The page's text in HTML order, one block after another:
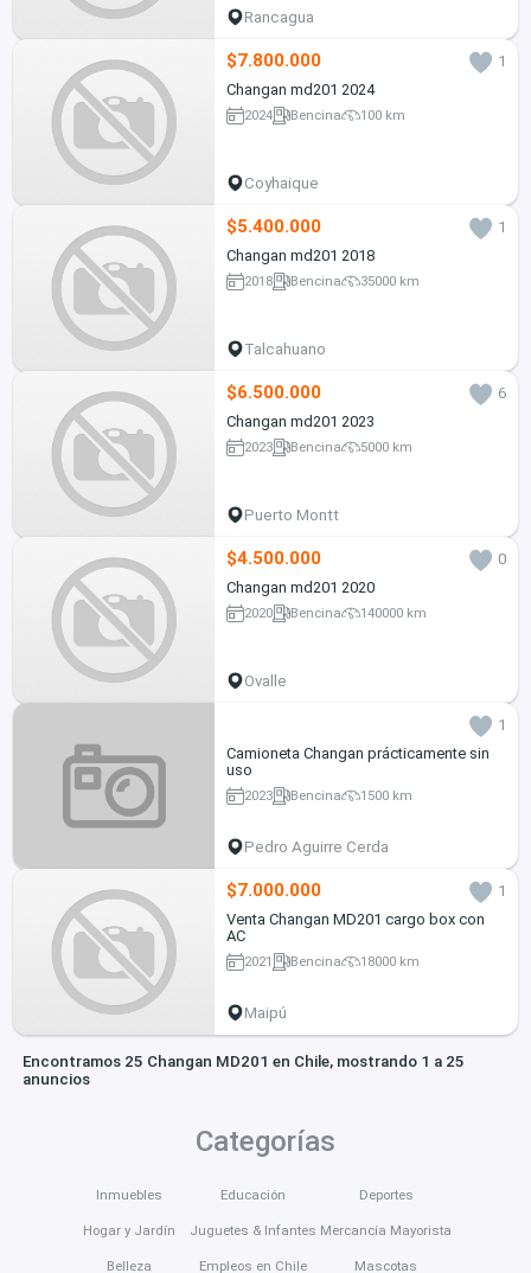
Rancagua
$7.800.000
1
Changan md201 2024
2024 Bencina 100 km
Coyhaique
$5.400.000
1
Changan md201 2018
2018 Bencina 35000 km
Talcahuano
$6.500.000
6
Changan md201 2023
2023 Bencina 5000 km
Puerto Montt
$4.500.000
0
Changan md201 2020
2020 Bencina 140000 km
Ovalle
1
Camioneta Changan prácticamente sin
uso
2023 Bencina 1500 km
Pedro Aguirre Cerda
$7.000.000
1
Venta Changan MD201 cargo box con
AC
2021 Bencina 18000 km
Maipú
Encontramos 25 Changan MD201 en Chile, mostrando 1 a 25
anuncios
Categorías
Inmuebles
Hogar y Jardín
Belleza
Educación
Juguetes & Infantes
Empleos en Chile
Deportes
Mercancía Mayorista
Mascotas